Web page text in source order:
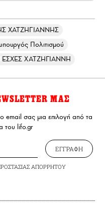
ΧΑΤΖΗΓΙΑΝΝΗΣ
Πολιτισμού
ΧΑΤΖΗΓΙΑΝΝΗ
ΜΑΣ
email σας μια επιλογή από τα
του lifo.gr
ΕΓΓΡΑΦΗ
ΑΠΟΡΡΗΤΟΥ